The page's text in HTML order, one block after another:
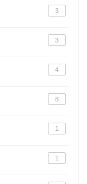
3
3
4
8
1
1